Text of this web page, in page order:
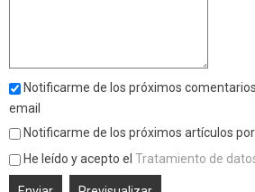
Notificarme de los próximos
email
Notificarme de los próximos artículos por
He leído y acepto el Tratamiento de